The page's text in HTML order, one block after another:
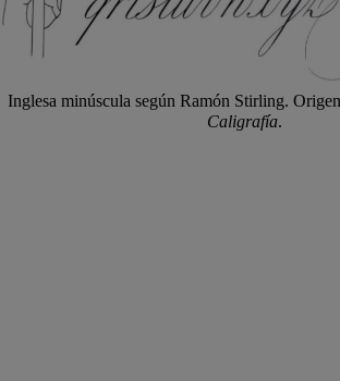
Inglesa minúscula según Ramón Stirling.
Caligrafía.